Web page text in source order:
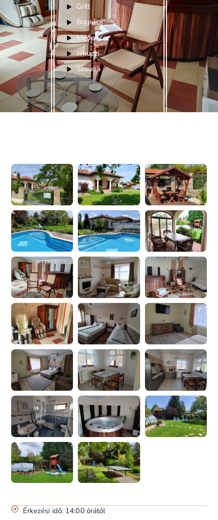
Grill
Bogrács
Medence
Jakuzzi
Szauna
Érkezési idő: 14:00 órától